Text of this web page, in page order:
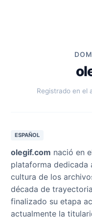
Registrado en el
ESPAÑOL
olegif.com nació en
plataforma dedicada
cultura de los
década de
finalizado su etapa
actualmente la